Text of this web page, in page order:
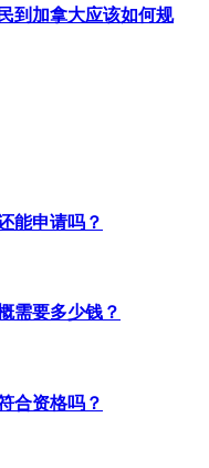
到加拿大应该如何规
能申请吗？
需要多少钱？
合资格吗？